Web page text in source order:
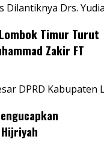
Dilantiknya Drs.
Timur Turut
Zakir FT
DPRD